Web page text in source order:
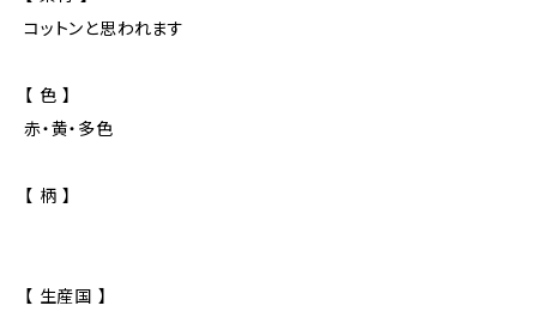
コットンと思われます
【 色 】
赤・黄・多色
【 柄 】
【 生産国 】